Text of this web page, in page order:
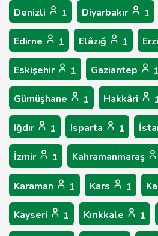
Denizli 1 Diyarbakır 1
Edirne 1 Elâzığ 1
Eskişehir 1 Gaziantep 1
Gümüşhane 1 Hakkâri
Iğdır 1 Isparta 1
İzmir 1 Kahramanmaraş
Karaman 1 Kars 1
Kayseri 1 Kırıkkale 1